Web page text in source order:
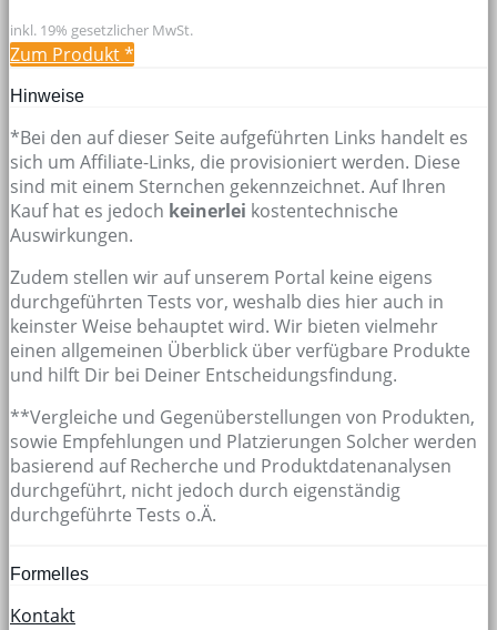
inkl. 19% gesetzlicher MwSt.
Zum Produkt*
Hinweise
*Bei den auf dieser Seite aufgeführten Links handelt es
sich um Affiliate-Links, die provisioniert werden. Diese
sind mit einem Sternchen gekennzeichnet. Auf Ihren
Kauf hat es jedoch keinerlei kostentechnische
Auswirkungen.
Zudem stellen wir auf unserem Portal keine eigens
durchgeführten Tests vor, weshalb dies hier auch in
keinster Weise behauptet wird. Wir bieten vielmehr
einen allgemeinen Überblick über verfügbare Produkte
und hilft Dir bei Deiner Entscheidungsfindung.
**Vergleiche und Gegenüberstellungen von Produkten,
sowie Empfehlungen und Platzierungen Solcher werden
basierend auf Recherche und Produktdatenanalysen
durchgeführt, nicht jedoch durch eigenständig
durchgeführte Tests o.Ä.
Formelles
Kontakt